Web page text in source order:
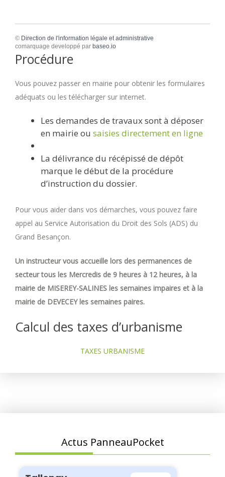
© Direction de l'information légale et administrative
comarquage developpé par baseo.io
Procédure
Vous pouvez passer en mairie pour obtenir les formulaires
adéquats ou les télécharger sur internet.
Les demandes de travaux sont à déposer
en mairie ou saisies directement en ligne
La délivrance du récépissé de dépôt
marque le début de la procédure
d’instruction du dossier.
Pour vous aider dans vos démarches, vous pouvez faire
appel au Service Autorisation du Droit des Sols (ADS) du
Grand Besançon.
Un instructeur vous accueille lors des permanences de
secteur tous les Mercredis de 9 heures à 12 heures, à la
mairie de MISEREY-SALINES les semaines impaires et à la
mairie de DEVECEY les semaines paires.
Calcul des taxes d’urbanisme
TAXES URBANISME
Actus PanneauPocket